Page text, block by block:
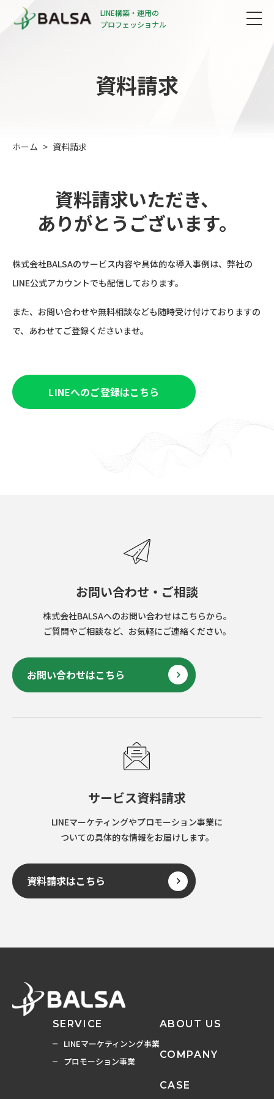
LINE構築・運用の
プロフェッショナル
資料請求
ホーム 資料請求
資料請求いただき、
ありがとうございます。
株式会社BALSAのサービス内容や具体的な導入事例は、弊社の
LINE公式アカウントでも配信しております。
また、お問い合わせや無料相談なども随時受け付けておりますの
で、あわせてご登録くださいませ。
LINEへのご登録はこちら
お問い合わせ・ご相談
株式会社BALSAへのお問い合わせはこちらから。
ご質問やご相談など、お気軽にご連絡ください。
お問い合わせはこちら
サービス資料請求
LINEマーケティングやプロモーション事業に
ついての具体的な情報をお届けします。
資料請求はこちら
SERVICE
LINEマーケティンング事業
プロモーション事業
ABOUT US
COMPANY
CASE